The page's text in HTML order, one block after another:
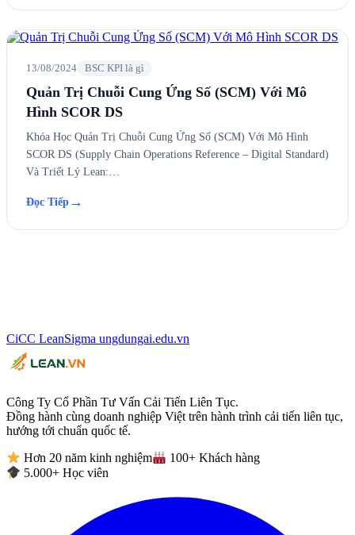
13/08/2024 BSC KPI là gì
Quản Trị Chuỗi Cung Ứng Số (SCM) Với Mô
Hình SCOR DS
Khóa Học Quản Trị Chuỗi Cung Ứng Số (SCM) Với Mô Hình
SCOR DS (Supply Chain Operations Reference – Digital Standard)
Và Triết Lý Lean:…
Đọc Tiếp →
CiCC LeanSigma ungdungai.edu.vn
Công Ty Cổ Phần Tư Vấn Cải Tiến Liên Tục.
Đồng hành cùng doanh nghiệp Việt trên hành trình cải tiến liên tục,
hướng tới chuẩn quốc tế.
Hơn 20 năm kinh nghiệm
100+ Khách hàng
5.000+ Học viên